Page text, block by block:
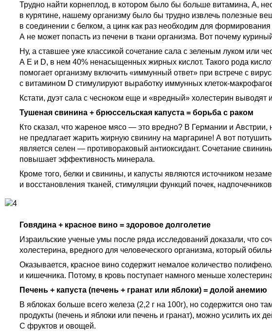
Трудно найти корнеплод, в котором было бы больше витамина, А,
в курятине, нашему организму было бы трудно извлечь полезные
в соединении с белком, а цинк как раз необходим для
А не может попасть из печени в ткани организма. Вот почему
Ну, а ставшее уже классикой сочетание сала с зеленым луком или
A E и D, в нем 40% ненасыщенных жирных кислот. Такого рода
помогает организму включить «иммунный ответ» при встрече с
с витамином D стимулируют выработку иммунных клеток-
Кстати, дуэт сала с чесноком еще и «вредный» холестерин выводят
Тушеная свинина + брюссельская капуста = борьба с раком
Кто сказал, что жареное мясо — это вредно? В Германии и
не предлагает жарить жирную свинину на маргарине! А вот
является селен — противораковый антиоксидант. Сочетание
повышает эффективность минерала.
Кроме того, белки и свинины, и капусты являются источником
и восстановления тканей, стимуляции функций почек,
Говядина + красное вино = здоровое долголетие
Израильские ученые умы после ряда исследований доказали, что
холестерина, вредного для человеческого организма, который
Оказывается, красное вино содержит немалое количество
и кишечника. Потому, в кровь поступает намного меньше
Печень + капуста (печень + гранат или яблоки) = долой анемию
В яблоках больше всего железа (2,2 г на 100г), но содержится оно
продукты (печень и яблоки или печень и гранат), можно усилить их
С фруктов и овощей.